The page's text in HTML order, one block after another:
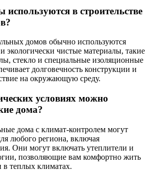
в строительстве
домов обычно используются
экологически чистые материалы, такие
стекло и специальные изоляционные
долговечность конструкции и
на окружающую среду.
условиях можно
дома?
дома с климат-контролем могут
любого региона, включая
Они могут включать утеплители и
позволяющие вам комфортно жить
в теплых климатах.